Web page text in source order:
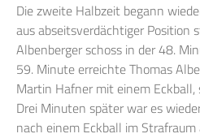
Die zweite Halbzeit begann
aus abseitsverdächtiger Position
Albenberger schoss in der 48.
59. Minute erreichte Thomas
Martin Hafner mit einem Eckball,
Drei Minuten später war es
nach einem Eckball im